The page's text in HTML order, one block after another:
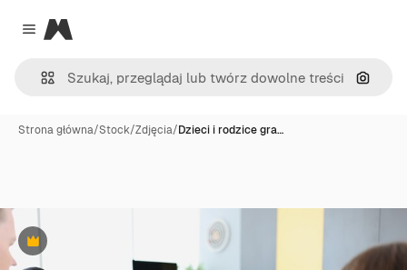
Close menu
Magnific
Szukaj
Strona główna/Stock/Zdjęcia/Dzieci i rodzice gra…
Premium